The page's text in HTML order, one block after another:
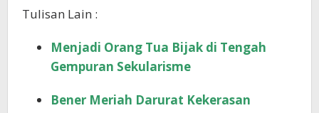
Tulisan Lain :
Menjadi Orang Tua Bijak di Tengah
Gempuran Sekularisme
Bener Meriah Darurat Kekerasan